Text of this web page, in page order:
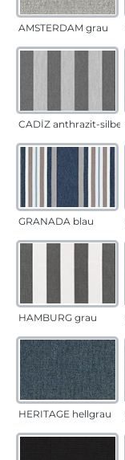
AMSTERDAM grau
CADÍZ anthrazit-silber
GRANADA blau
HAMBURG grau
HERITAGE hellgrau